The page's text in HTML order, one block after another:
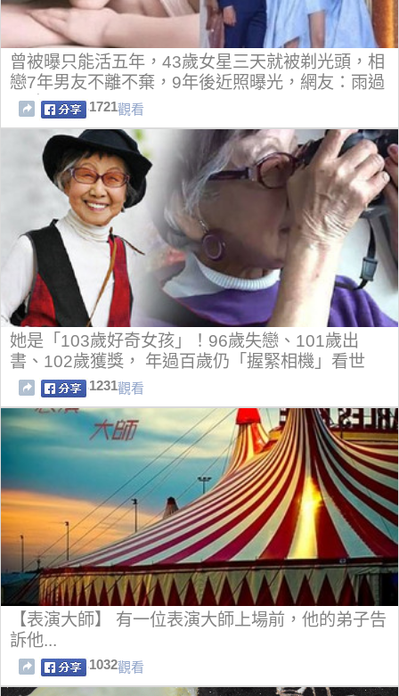
曾被曝只能活五年，43歲女星三天就被剃光頭，相
戀7年男友不離不棄，9年後近照曝光，網友：雨過
天晴！
1721觀看
她是「103歲好奇女孩」！96歲失戀、101歲出
書、102歲獲獎， 年過百歲仍「握緊相機」看世
界！
1231觀看
【表演大師】 有一位表演大師上場前，他的弟子告
訴他...
1032觀看